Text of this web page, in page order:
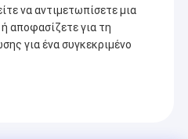
να αντιμετωπίσετε μια
αποφασίζετε για τη
για ένα συγκεκριμένο